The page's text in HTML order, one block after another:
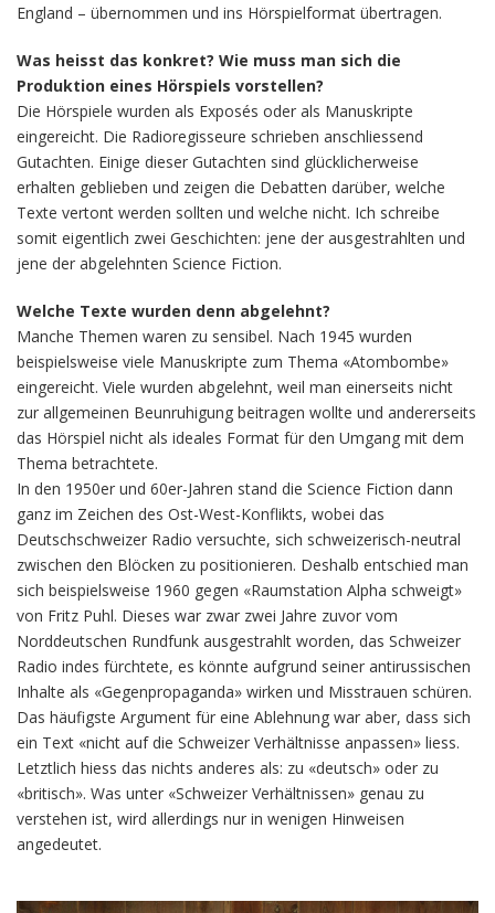
England – übernommen und ins Hörspielformat übertragen.
Was heisst das konkret? Wie muss man sich die
Produktion eines Hörspiels vorstellen?
Die Hörspiele wurden als Exposés oder als Manuskripte
eingereicht. Die Radioregisseure schrieben anschliessend
Gutachten. Einige dieser Gutachten sind glücklicherweise
erhalten geblieben und zeigen die Debatten darüber, welche
Texte vertont werden sollten und welche nicht. Ich schreibe
somit eigentlich zwei Geschichten: jene der ausgestrahlten und
jene der abgelehnten Science Fiction.
Welche Texte wurden denn abgelehnt?
Manche Themen waren zu sensibel. Nach 1945 wurden
beispielsweise viele Manuskripte zum Thema «Atombombe»
eingereicht. Viele wurden abgelehnt, weil man einerseits nicht
zur allgemeinen Beunruhigung beitragen wollte und andererseits
das Hörspiel nicht als ideales Format für den Umgang mit dem
Thema betrachtete.
In den 1950er und 60er-Jahren stand die Science Fiction dann
ganz im Zeichen des Ost-West-Konflikts, wobei das
Deutschschweizer Radio versuchte, sich schweizerisch-neutral
zwischen den Blöcken zu positionieren. Deshalb entschied man
sich beispielsweise 1960 gegen «Raumstation Alpha schweigt»
von Fritz Puhl. Dieses war zwar zwei Jahre zuvor vom
Norddeutschen Rundfunk ausgestrahlt worden, das Schweizer
Radio indes fürchtete, es könnte aufgrund seiner antirussischen
Inhalte als «Gegenpropaganda» wirken und Misstrauen schüren.
Das häufigste Argument für eine Ablehnung war aber, dass sich
ein Text «nicht auf die Schweizer Verhältnisse anpassen» liess.
Letztlich hiess das nichts anderes als: zu «deutsch» oder zu
«britisch». Was unter «Schweizer Verhältnissen» genau zu
verstehen ist, wird allerdings nur in wenigen Hinweisen
angedeutet.